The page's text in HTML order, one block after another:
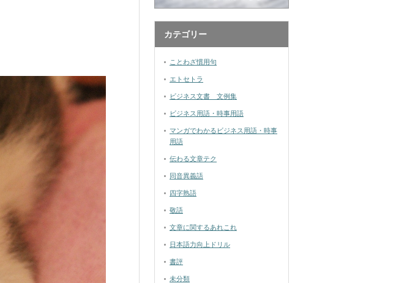
カテゴリー
ことわざ慣用句
エトセトラ
ビジネス文書 文例集
ビジネス用語・時事用語
マンガでわかるビジネス用語・時事
用語
伝わる文章テク
同音異義語
四字熟語
敬語
文章に関するあれこれ
日本語力向上ドリル
書評
未分類